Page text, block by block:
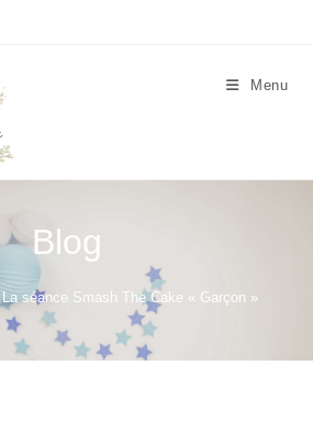
Menu
Blog
La séance Smash The Cake « Garçon »